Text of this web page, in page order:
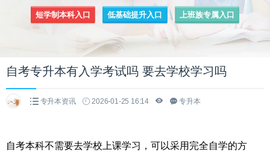
短学制本科入口 低基础提升入口 上班族专属入口
自考专升本有入学考试吗 要去学校学习吗
专升本资讯 2026-01-25 16:14 专升本
自考本科不需要去学校上课学习，可以采用完全自学的方